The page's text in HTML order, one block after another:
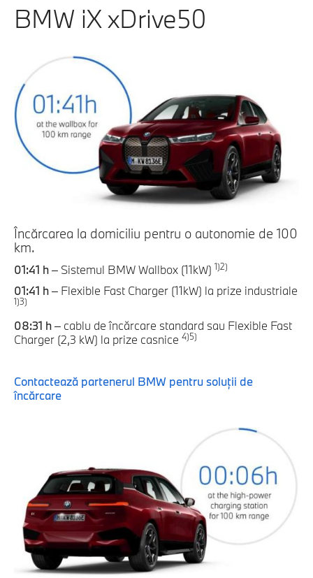
BMW iX xDrive50
Încărcarea la domiciliu pentru o autonomie de 100
km.
01:41 h– Sistemul BMW Wallbox (11kW) 1)2)
01:41 h– Flexible Fast Charger (11kW) la prize industriale
1)3)
08:31 h– cablu de încărcare standard sau Flexible Fast
Charger (2,3 kW) la prize casnice 4)5)
Contactează partenerul BMW pentru soluţii de
încărcare